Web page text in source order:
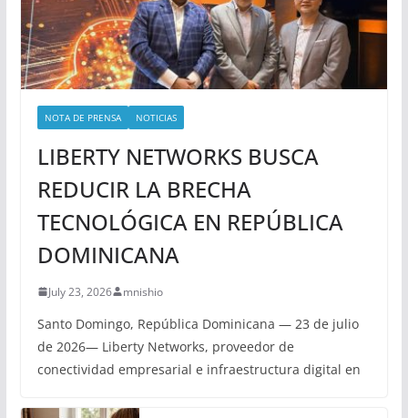
NOTA DE PRENSA NOTICIAS
LIBERTY NETWORKS BUSCA
REDUCIR LA BRECHA
TECNOLÓGICA EN REPÚBLICA
DOMINICANA
July 23, 2026 mnishio
Santo Domingo, República Dominicana — 23 de julio
de 2026— Liberty Networks, proveedor de
conectividad empresarial e infraestructura digital en